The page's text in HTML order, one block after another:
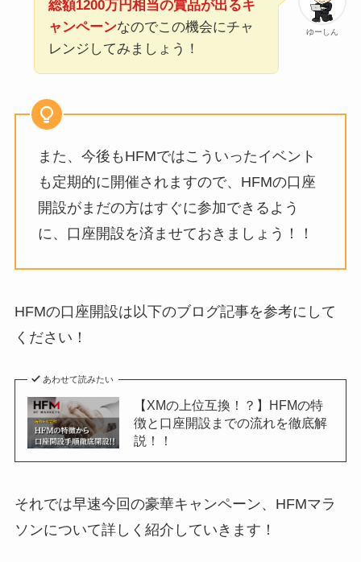
ゆーしん
総額1200万円相当の賞品が出るキ
ャンペーンなのでこの機会にチャ
レンジしてみましょう！
また、今後もHFMではこういったイベント
も定期的に開催されますので、HFMの口座
開設がまだの方はすぐに参加できるよう
に、口座開設を済ませておきましょう！！
HFMの口座開設は以下のブログ記事を参考にして
ください！
あわせて読みたい
【XMの上位互換！？】HFMの特
徴と口座開設までの流れを徹底解
説！！
それでは早速今回の豪華キャンペーン、HFMマラ
ソンについて詳しく紹介していきます！